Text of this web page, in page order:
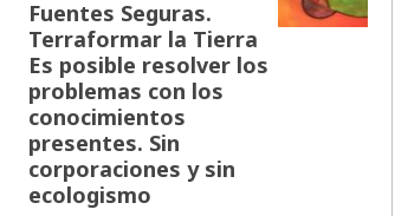
Fuentes Seguras.
Terraformar la Tierra
Es posible resolver los
problemas con los
conocimientos
presentes. Sin
corporaciones y sin
ecologismo